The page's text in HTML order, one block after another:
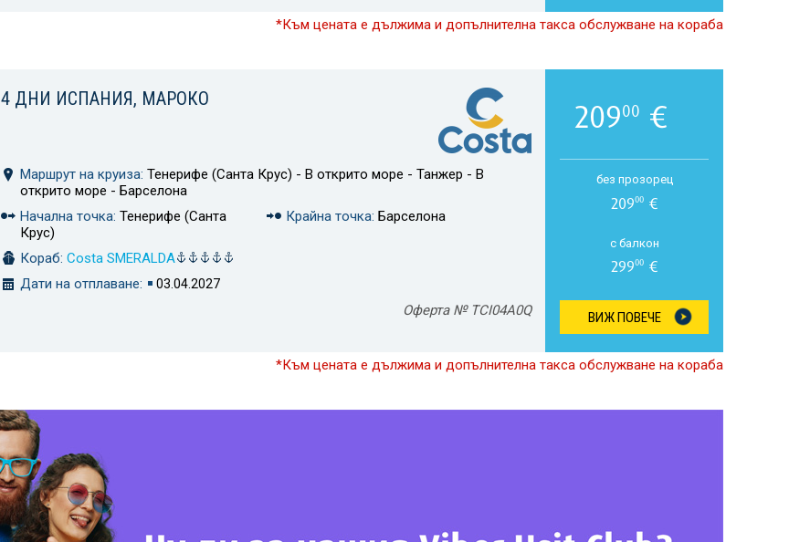
*Към цената е дължима и допълнителна такса обслужване на кораба
4 ДНИ ИСПАНИЯ, МАРОКО
Маршрут на круиза: Тенерифе (Санта Крус) - В открито море - Танжер - В
открито море - Барселона
Начална точка: Тенерифе (Санта
Крус)
Крайна точка: Барселона
Кораб: Costa SMERALDA
Дати на отплаване:
03.04.2027
Оферта № TCI04A0Q
20900 €
без прозорец
20900€
с балкон
29900€
ВИЖ ПОВЕЧЕ
*Към цената е дължима и допълнителна такса обслужване на кораба